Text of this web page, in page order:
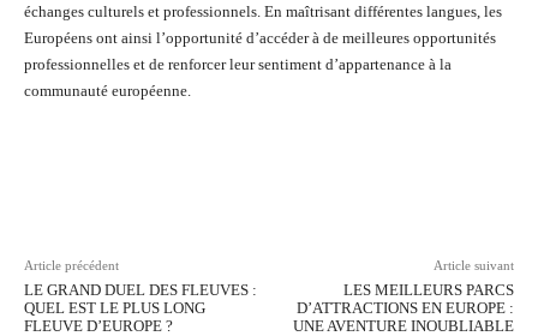
échanges culturels et professionnels. En maîtrisant différentes langues, les
Européens ont ainsi l’opportunité d’accéder à de meilleures opportunités
professionnelles et de renforcer leur sentiment d’appartenance à la
communauté européenne.
Article précédent
LE GRAND DUEL DES FLEUVES :
QUEL EST LE PLUS LONG
FLEUVE D’EUROPE ?
Article suivant
LES MEILLEURS PARCS
D’ATTRACTIONS EN EUROPE :
UNE AVENTURE INOUBLIABLE